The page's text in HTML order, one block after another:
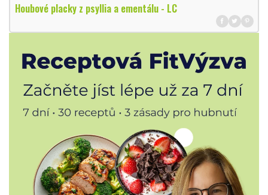
Houbové placky z psyllia a ementálu - LC